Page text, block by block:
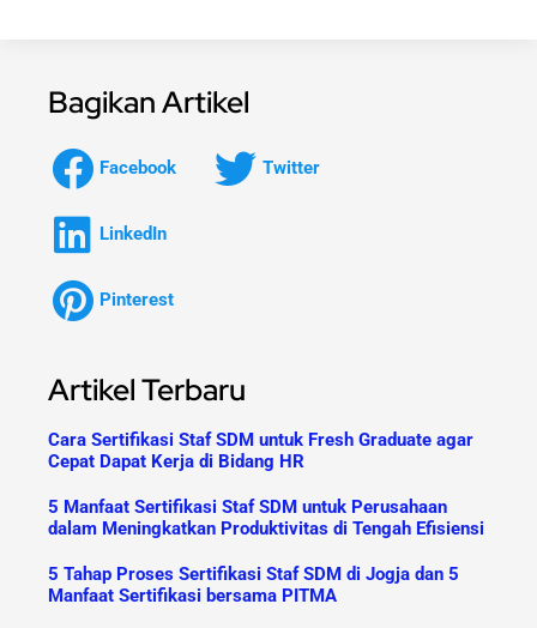
Bagikan Artikel
Facebook Twitter
LinkedIn
Pinterest
Artikel Terbaru
Cara Sertifikasi Staf SDM untuk Fresh Graduate agar
Cepat Dapat Kerja di Bidang HR
5 Manfaat Sertifikasi Staf SDM untuk Perusahaan
dalam Meningkatkan Produktivitas di Tengah Efisiensi
5 Tahap Proses Sertifikasi Staf SDM di Jogja dan 5
Manfaat Sertifikasi bersama PITMA